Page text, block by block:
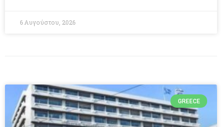
6 Αυγούστου, 2026
GREECE